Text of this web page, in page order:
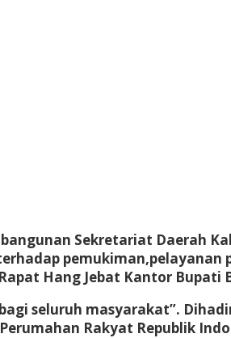
Sekretariat Daerah
pemukiman,pelayanan
Hang Jebat Kantor Bupati
seluruh masyarakat”.
Rakyat Republik